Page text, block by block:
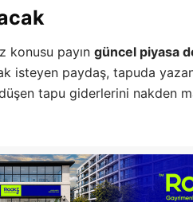
konusu payın güncel piyasa
isteyen paydaş, tapuda
tapu giderlerini nakden